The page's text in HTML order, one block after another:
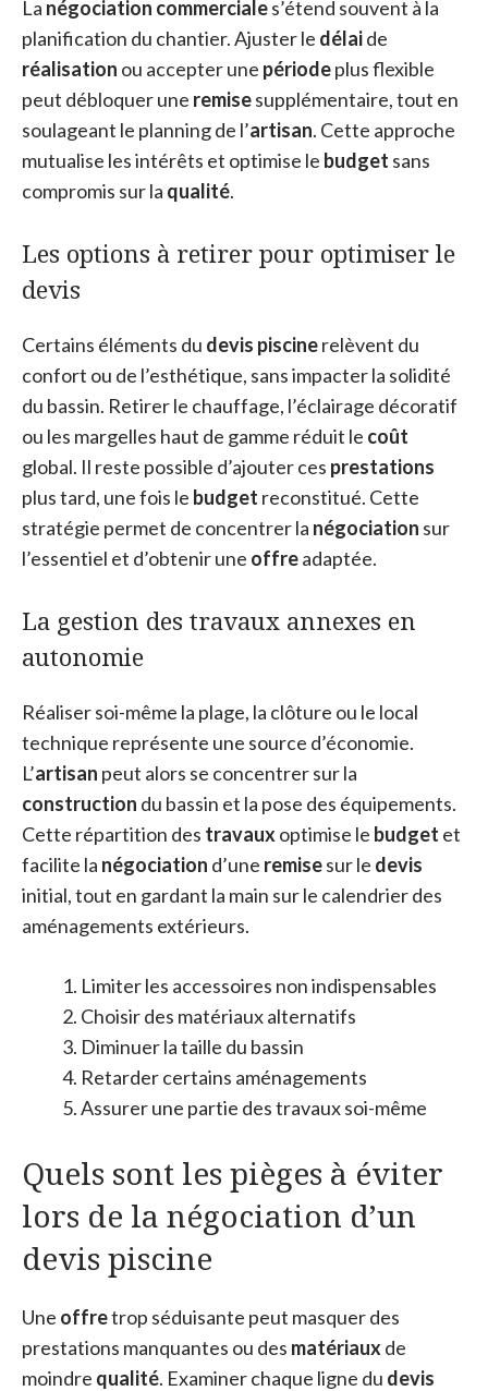
La négociation commerciales’étend souvent à la
planification du chantier. Ajuster le délaide
réalisation ou accepter une périodeplus flexible
peut débloquer une remisesupplémentaire, tout en
soulageant le planning de l’artisan. Cette approche
mutualise les intérêts et optimise le budget sans
compromis sur la qualité.
Les options à retirer pour optimiser le
devis
Certains éléments du devis piscinerelèvent du
confort ou de l’esthétique, sans impacter la solidité
du bassin. Retirer le chauffage, l’éclairage décoratif
ou les margelles haut de gamme réduit le coût
global. Il reste possible d’ajouter ces prestations
plus tard, une fois le budget reconstitué. Cette
stratégie permet de concentrer la négociation sur
l’essentiel et d’obtenir une offreadaptée.
La gestion des travaux annexes en
autonomie
Réaliser soi-même la plage, la clôture ou le local
technique représente une source d’économie.
L’artisan peut alors se concentrer sur la
construction du bassin et la pose des équipements.
Cette répartition des travaux optimise le budget et
facilite la négociation d’une remisesur le devis
initial, tout en gardant la main sur le calendrier des
aménagements extérieurs.
Limiter les accessoires non indispensables
Choisir des matériaux alternatifs
Diminuer la taille du bassin
Retarder certains aménagements
Assurer une partie des travaux soi-même
Quels sont les pièges à éviter
lors de la négociation d’un
devis piscine
Une offretrop séduisante peut masquer des
prestations manquantes ou des matériaux de
moindre qualité. Examiner chaque ligne du devis